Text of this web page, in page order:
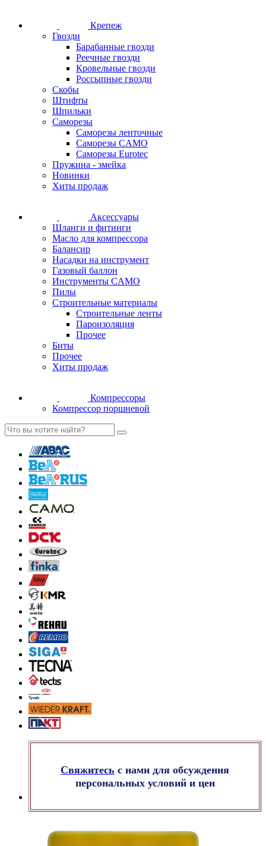
Крепеж
Гвозди
Барабанные гвозди
Реечные гвозди
Кровельные гвозди
Россыпные гвозди
Скобы
Штифты
Шпильки
Саморезы
Саморезы ленточные
Саморезы CAMO
Саморезы Eurotec
Пружина - змейка
Новинки
Хиты продаж
Аксессуары
Шланги и фитинги
Масло для компрессора
Балансир
Насадки на инструмент
Газовый баллон
Инструменты CAMO
Пилы
Строительные материалы
Строительные ленты
Пароизоляция
Прочее
Биты
Прочее
Хиты продаж
Компрессоры
Компрессор поршневой
Свяжитесь с нами для обсуждения
персональных условий и цен